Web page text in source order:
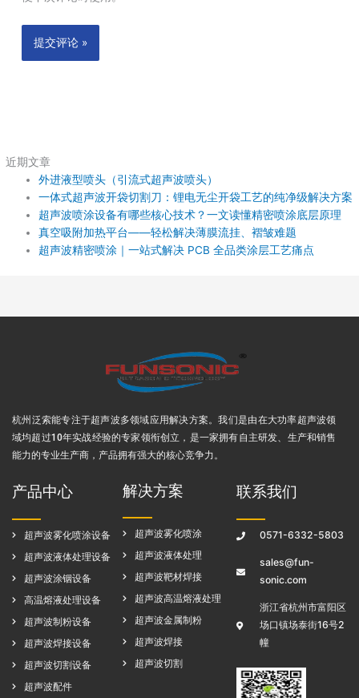
近期文章
外进液型喷头（引流式超声波喷头）
一体式超声波开袋切割刀：锂电无尘开袋工艺的纯净级解决方案
超声波喷涂设备有哪些核心技术？一文读懂精密喷涂底层原理
真空吸附加热平台——轻松解决薄膜流挂、褶皱难题
超声波精密喷涂｜一站式解决 PCB 全品类涂层工艺痛点
杭州泛索能专注于超声波多领域应用解决方案。我们是由在大功率超声波领
域均超过10年实战经验的专家领衔创立，是一家拥有自主研发、生产和销售
能力的专业生产商，产品拥有强大的核心竞争力。
产品中心
超声波雾化喷涂设备
超声波液体处理设备
超声波涂铟设备
高温熔液处理设备
超声波制粉设备
超声波焊接设备
超声波切割设备
超声波配件
解决方案
超声波雾化喷涂
超声波液体处理
超声波靶材焊接
超声波高温熔液处理
超声波金属制粉
超声波焊接
超声波切割
联系我们
0571-6332-5803
sales@fun-
sonic.com
浙江省杭州市富阳区
场口镇场泰街16号2
幢